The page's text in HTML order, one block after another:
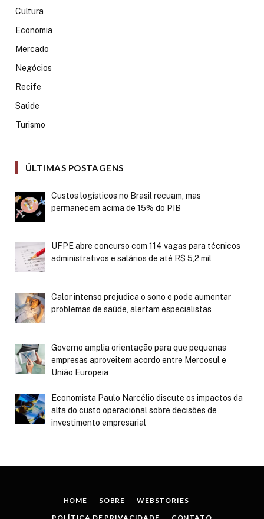
Cultura
Economia
Mercado
Negócios
Recife
Saúde
Turismo
ÚLTIMAS POSTAGENS
Custos logísticos no Brasil recuam, mas
permanecem acima de 15% do PIB
UFPE abre concurso com 114 vagas para técnicos
administrativos e salários de até R$ 5,2 mil
Calor intenso prejudica o sono e pode aumentar
problemas de saúde, alertam especialistas
Governo amplia orientação para que pequenas
empresas aproveitem acordo entre Mercosul e
União Europeia
Economista Paulo Narcélio discute os impactos da
alta do custo operacional sobre decisões de
investimento empresarial
HOME SOBRE
WEBSTORIES